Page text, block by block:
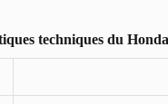
techniques du